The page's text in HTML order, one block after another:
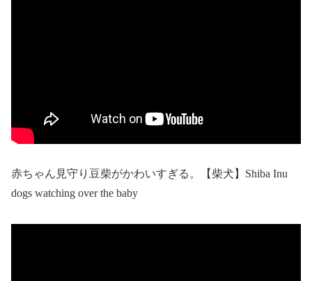
赤ちゃん見守り豆柴がかわいすぎる。【柴犬】Shiba Inu
dogs watching over the baby